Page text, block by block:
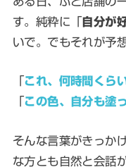
す。純粋に「自分が
いで。でもそれが予
「これ、何時間くら
「この色、自分も塗
そんな言葉がきっか
な方とも自然と会話